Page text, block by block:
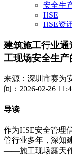
安全生
HSE
HSE资
建筑施工行业
工现场安全生
来源：深圳市赛为
间：2026-02-26
导读
作为HSE安全管理
管行业多年，深知
——施工现场露天